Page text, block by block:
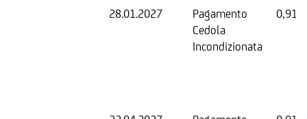
28.01.2027
Pagamento
Cedola
Incondizionata
0,91